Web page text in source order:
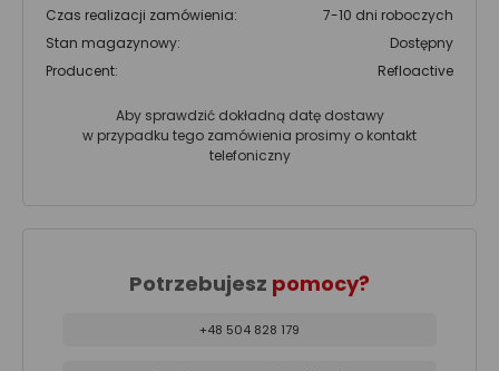
Czas realizacji zamówienia:
7-10 dni roboczych
Stan magazynowy:
Dostępny
Producent:
Refloactive
Aby sprawdzić dokładną datę dostawy
w przypadku tego zamówienia prosimy o kontakt
telefoniczny
Potrzebujesz pomocy?
+48 504 828 179